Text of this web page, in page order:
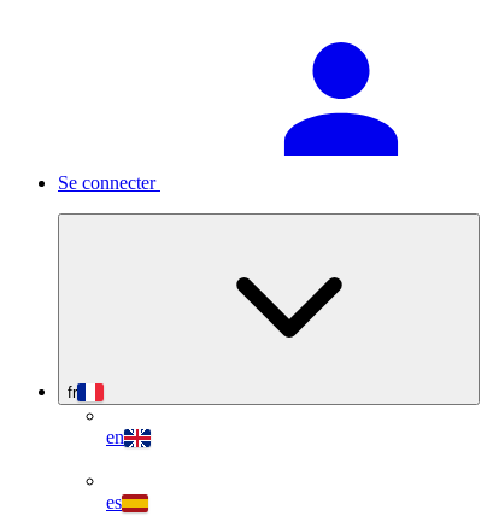
Se connecter
fr
en
es